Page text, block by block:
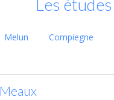
Les études
Melun Compiegne
Meaux